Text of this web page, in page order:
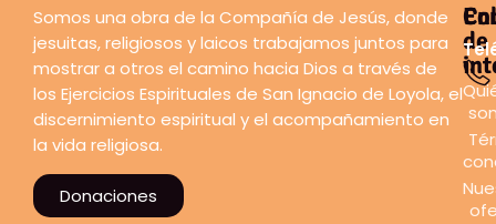
Somos una obra de la Compañía de Jesús, donde
jesuitas, religiosos y laicos trabajamos juntos para
mostrar a otros el camino hacia Dios a través de
los Ejercicios Espirituales de San Ignacio de Loyola, el
discernimiento espiritual y el acompañamiento en
la vida religiosa.
Donaciones
de